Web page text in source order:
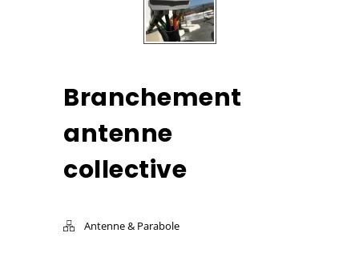
Branchement
antenne
collective
Antenne & Parabole